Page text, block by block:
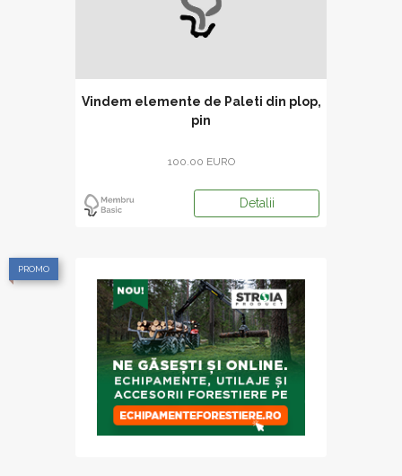
Vindem elemente de Paleti din plop,
pin
100.00 EURO
Detalii
PROMO